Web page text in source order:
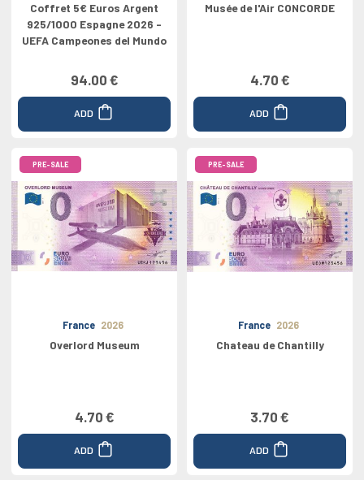
Coffret 5€ Euros Argent
925/1000 Espagne 2026 -
UEFA Campeones del Mundo
94.00 €
ADD
Musée de l'Air CONCORDE
4.70 €
ADD
PRE-SALE
France 2026
Overlord Museum
4.70 €
ADD
PRE-SALE
France 2026
Chateau de Chantilly
3.70 €
ADD